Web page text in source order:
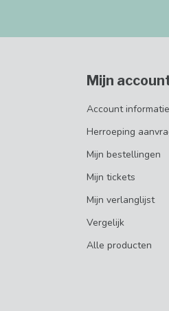
Mijn
Account informatie
Herroeping
Mijn bestellingen
Mijn tickets
Mijn verlanglijst
Vergelijk
Alle producten